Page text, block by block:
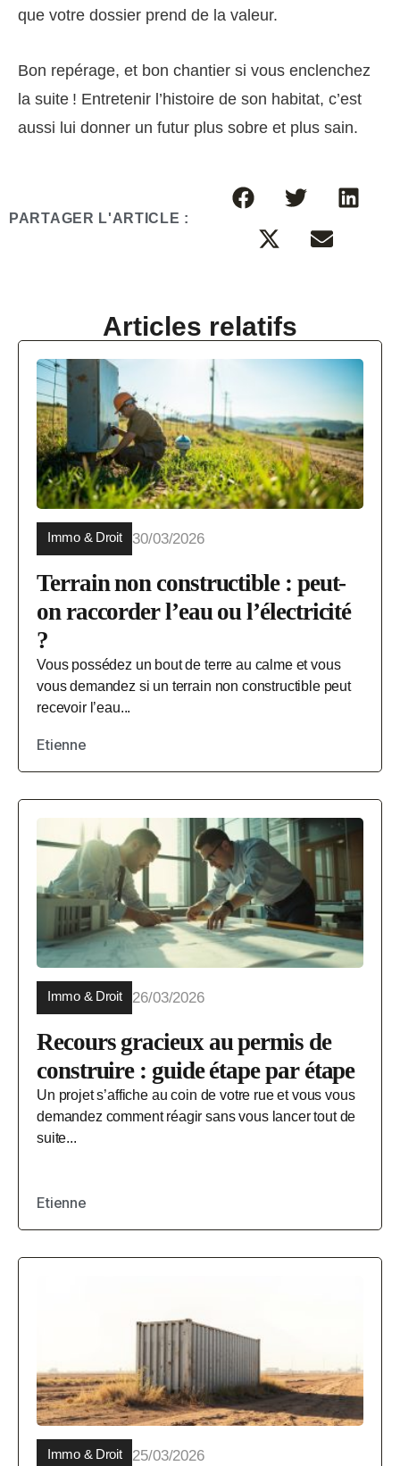
que votre dossier prend de la valeur.
Bon repérage, et bon chantier si vous enclenchez
la suite ! Entretenir l’histoire de son habitat, c’est
aussi lui donner un futur plus sobre et plus sain.
PARTAGER L'ARTICLE :
Articles relatifs
Immo & Droit 30/03/2026
Terrain non constructible : peut-
on raccorder l’eau ou l’électricité
?
Vous possédez un bout de terre au calme et vous
vous demandez si un terrain non constructible peut
recevoir l’eau...
Etienne
Immo & Droit 26/03/2026
Recours gracieux au permis de
construire : guide étape par étape
Un projet s’affiche au coin de votre rue et vous vous
demandez comment réagir sans vous lancer tout de
suite...
Etienne
Immo & Droit 25/03/2026